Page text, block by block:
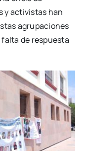
y activistas han
agrupaciones
de respuesta